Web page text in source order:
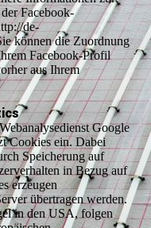
Facebook-
de-
können die Zuordnung
Facebook-Profil
aus Ihrem
Google
Cookies ein. Dabei
Speicherung auf
in Bezug auf
erzeugen
übertragen werden.
in den USA, folgen